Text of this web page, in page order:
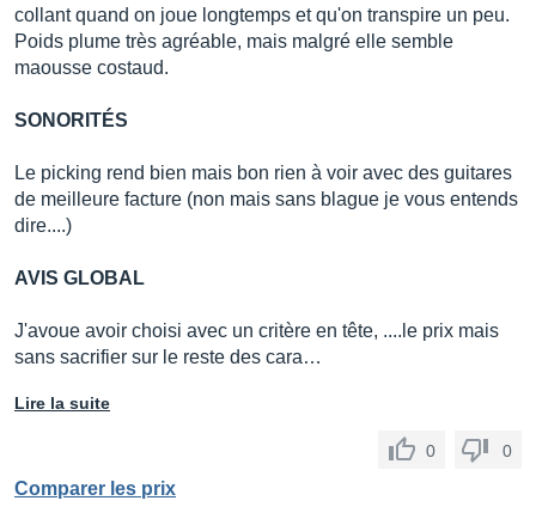
collant quand on joue longtemps et qu'on transpire un peu.
Poids plume très agréable, mais malgré elle semble
maousse costaud.
SONORITÉS
Le picking rend bien mais bon rien à voir avec des guitares
de meilleure facture (non mais sans blague je vous entends
dire....)
AVIS GLOBAL
J'avoue avoir choisi avec un critère en tête, ....le prix mais
sans sacrifier sur le reste des cara…
Lire la suite
0 0
Comparer les prix